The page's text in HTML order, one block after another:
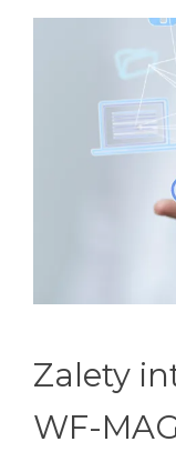
Zalety
WF-MAG